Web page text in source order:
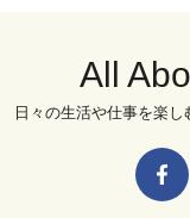
All
日々の生活や仕事を楽し